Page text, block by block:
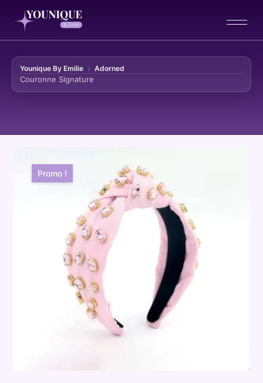
Younique By Emilie Adorned
Couronne Signature
Aller au contenu
Promo !